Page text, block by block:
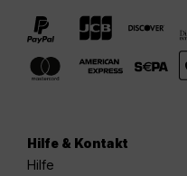
Hilfe & Kontakt
Hilfe